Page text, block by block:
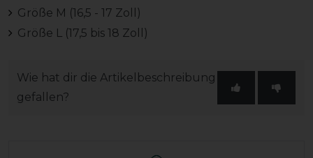
Größe M (16,5 - 17 Zoll)
Größe L (17,5 bis 18 Zoll)
Wie hat dir die Artikelbeschreibung
gefallen?